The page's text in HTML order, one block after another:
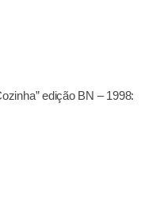
edição BN – 1998: